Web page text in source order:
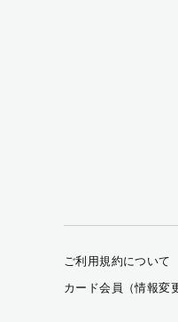
ご利用規約について
カード会員（情報変